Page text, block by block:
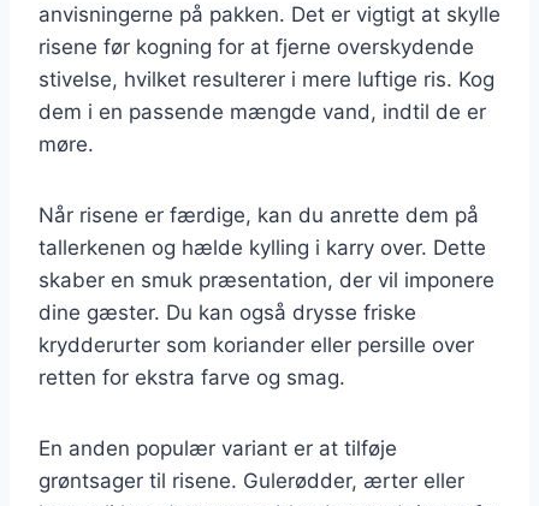
anvisningerne på pakken. Det er vigtigt at skylle
risene før kogning for at fjerne overskydende
stivelse, hvilket resulterer i mere luftige ris. Kog
dem i en passende mængde vand, indtil de er
møre.
Når risene er færdige, kan du anrette dem på
tallerkenen og hælde kylling i karry over. Dette
skaber en smuk præsentation, der vil imponere
dine gæster. Du kan også drysse friske
krydderurter som koriander eller persille over
retten for ekstra farve og smag.
En anden populær variant er at tilføje
grøntsager til risene. Gulerødder, ærter eller